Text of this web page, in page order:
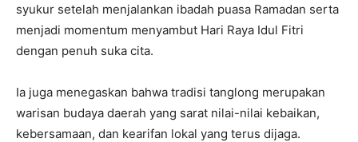
syukur setelah menjalankan ibadah puasa Ramadan serta
menjadi momentum menyambut Hari Raya Idul Fitri
dengan penuh suka cita.
Ia juga menegaskan bahwa tradisi tanglong merupakan
warisan budaya daerah yang sarat nilai-nilai kebaikan,
kebersamaan, dan kearifan lokal yang terus dijaga.